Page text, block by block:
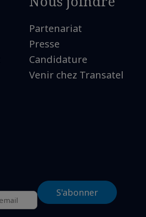
Partenariat
Presse
Candidature
Venir chez Transatel